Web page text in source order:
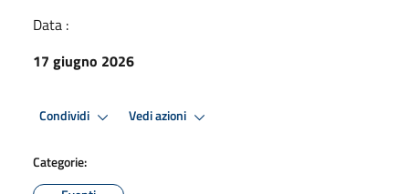
Data :
17 giugno 2026
Condividi Vedi azioni
Categorie: